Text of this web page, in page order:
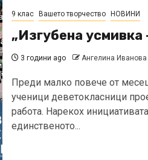
9 клас Вашето творчество НОВИНИ
„Изгубена усмивка
3 години ago Ангелина Иванова
Преди малко повече от
ученици деветокласници
работа. Нарекох
единственото...